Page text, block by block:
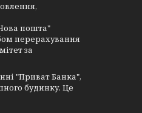
пошта"
перерахування
за
"Приват Банка",
будинку. Це